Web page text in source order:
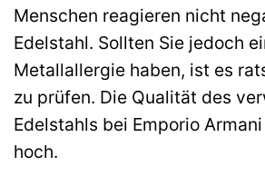
Menschen reagieren nicht
Edelstahl. Sollten Sie jedoch
Metallallergie haben, ist es
zu prüfen. Die Qualität des
Edelstahls bei Emporio
hoch.